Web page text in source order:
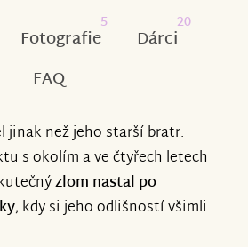
Fotografie
5
Dárci
20
FAQ
jinak než jeho starší bratr.
s okolím a ve čtyřech letech
zlom nastal po
, kdy si jeho odlišností všimli